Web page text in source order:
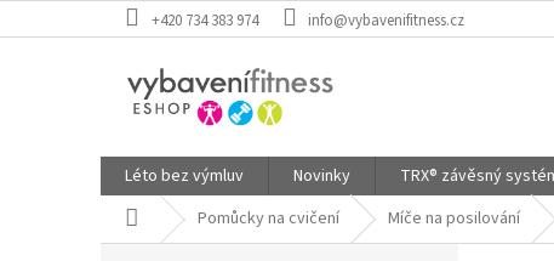
na
+420 734 383 974 info@vybavenifitness.cz
Léto bez výmluv Novinky TRX® závěsný
Domů Pomůcky na cvičení Míče na posilování